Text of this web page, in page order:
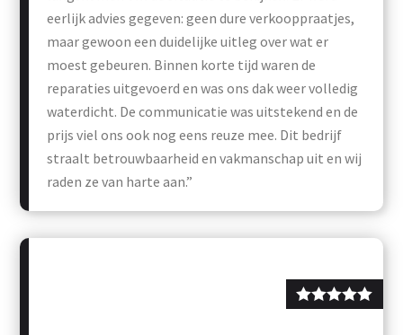
eerlijk advies gegeven: geen dure verkooppraatjes,
maar gewoon een duidelijke uitleg over wat er
moest gebeuren. Binnen korte tijd waren de
reparaties uitgevoerd en was ons dak weer volledig
waterdicht. De communicatie was uitstekend en de
prijs viel ons ook nog eens reuze mee. Dit bedrijf
straalt betrouwbaarheid en vakmanschap uit en wij
raden ze van harte aan.”